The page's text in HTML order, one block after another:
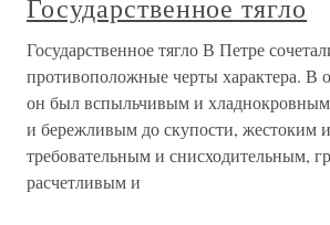
Государственное тягло
Государственное тягло В Петре
противоположные черты характера. В
он был вспыльчивым и
и бережливым до скупости, жестоким
требовательным и снисходительным,
расчетливым и